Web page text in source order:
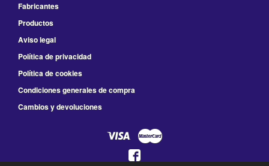
Fabricantes
Productos
Aviso legal
Política de privacidad
Política de cookies
Condiciones generales de compra
Cambios y devoluciones